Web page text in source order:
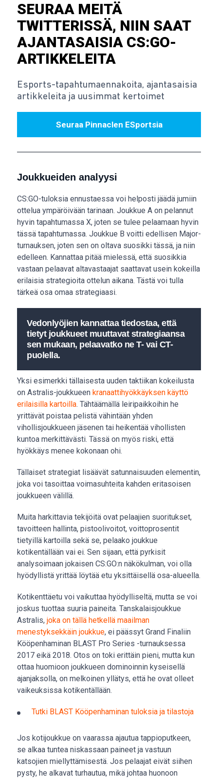
SEURAA MEITÄ
TWITTERISSÄ, NIIN SAAT
AJANTASAISIA CS:GO-
ARTIKKELEITA
Esports-tapahtumaennakoita, ajantasaisia
artikkeleita ja uusimmat kertoimet
Seuraa Pinnaclen ESportsia
Joukkueiden analyysi
CS:GO-tuloksia ennustaessa voi helposti jäädä jumiin
ottelua ympäröivään tarinaan. Joukkue A on pelannut
hyvin tapahtumassa X, joten se tulee pelaamaan hyvin
tässä tapahtumassa. Joukkue B voitti edellisen Major-
turnauksen, joten sen on oltava suosikki tässä, ja niin
edelleen. Kannattaa pitää mielessä, että suosikkia
vastaan pelaavat altavastaajat saattavat usein kokeilla
erilaisia strategioita ottelun aikana. Tästä voi tulla
tärkeä osa omaa strategiaasi.
Vedonlyöjien kannattaa tiedostaa, että
tietyt joukkueet muuttavat strategiaansa
sen mukaan, pelaavatko ne T- vai CT-
puolella.
Yksi esimerkki tällaisesta uuden taktiikan kokeilusta
on Astralis-joukkueen kranaattihyökkäyksen käyttö
erilaisilla kartoilla. Tähtäämällä leiripaikkoihin he
yrittävät poistaa pelistä vähintään yhden
vihollisjoukkueen jäsenen tai heikentää vihollisten
kuntoa merkittävästi. Tässä on myös riski, että
hyökkäys menee kokonaan ohi.
Tällaiset strategiat lisäävät satunnaisuuden elementin,
joka voi tasoittaa voimasuhteita kahden eritasoisen
joukkueen välillä.
Muita harkittavia tekijöitä ovat pelaajien suoritukset,
tavoitteen hallinta, pistoolivoitot, voittoprosentit
tietyillä kartoilla sekä se, pelaako joukkue
kotikentällään vai ei. Sen sijaan, että pyrkisit
analysoimaan jokaisen CS:GO:n näkökulman, voi olla
hyödyllistä yrittää löytää etu yksittäisellä osa-alueella.
Kotikenttäetu voi vaikuttaa hyödylliseltä, mutta se voi
joskus tuottaa suuria paineita. Tanskalaisjoukkue
Astralis, joka on tällä hetkellä maailman
menestyksekkäin joukkue, ei päässyt Grand Finaliin
Kööpenhaminan BLAST Pro Series -turnauksessa
2017 eikä 2018. Otos on toki erittäin pieni, mutta kun
ottaa huomioon joukkueen dominoinnin kyseisellä
ajanjaksolla, on melkoinen yllätys, että he ovat olleet
vaikeuksissa kotikentällään.
Tutki BLAST Kööpenhaminan tuloksia ja tilastoja
Jos kotijoukkue on vaarassa ajautua tappioputkeen,
se alkaa tuntea niskassaan paineet ja vastuun
katsojien miellyttämisestä. Jos pelaajat eivät siihen
pysty, he alkavat turhautua, mikä johtaa huonoon